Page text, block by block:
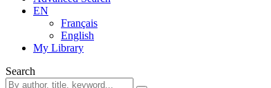
EN
Français
English
My Library
Search